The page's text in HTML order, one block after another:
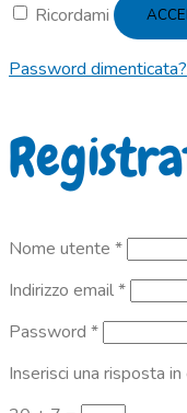
Ricordami
Password dimenticata?
Nome utente *Richiesto
Indirizzo email*Richiesto
Password *Richiesto
Inserisci una risposta in